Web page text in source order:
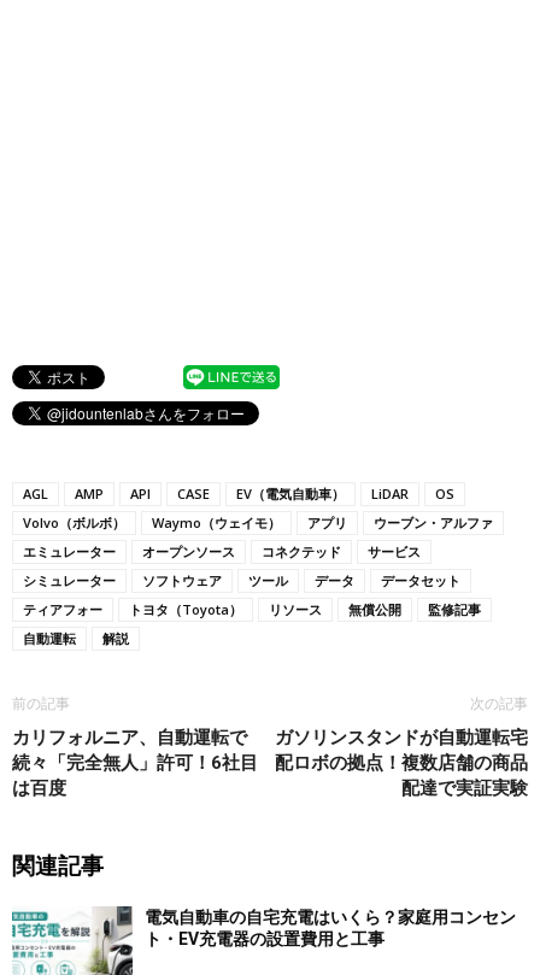
AGL AMP API CASE EV（電気自動車） LiDAR
OS
Volvo（ボルボ）
Waymo（ウェイモ） アプリ
ウーブン・アルファ
エミュレーター
オープンソース コネクテッド
サービス
シミュレーター
ソフトウェア ツール データ
データセット
ティアフォー
トヨタ（Toyota） リソース 無償公開
監修記事
自動運転
解説
前の記事
カリフォルニア、自動運転で
続々「完全無人」許可！6社目
は百度
次の記事
ガソリンスタンドが自動運転宅
配ロボの拠点！複数店舗の商品
配達で実証実験
関連記事
電気自動車の自宅充電はいくら？家庭用コンセン
ト・EV充電器の設置費用と工事